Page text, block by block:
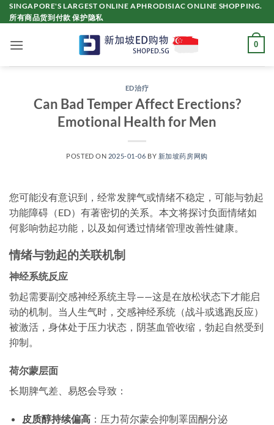
Skip
to
SINGAPORE'S LARGEST ONLINE APHRODISIAC ONLINE SHOPPING.
所有商品货到付款 保护隐私
0
ED治疗
Can Bad Temper Affect Erections?
Emotional Health for Men
POSTED ON 2025-01-06 BY 新加坡药房网购
您可能没有意识到，经常发脾气或情绪不稳定，可能与勃起
功能障碍（ED）有著密切的关系。本文将探讨负面情绪如
何影响勃起功能，以及如何透过情绪管理改善性健康。
情绪与勃起的关联机制
神经系统反应
勃起需要副交感神经系统主导——这是在放松状态下才能启
动的机制。当人生气时，交感神经系统（战斗或逃跑反应）
被激活，身体处于压力状态，阴茎血管收缩，勃起自然受到
抑制。
荷尔蒙层面
长期脾气差、易怒会导致：
皮质醇持续偏高：压力荷尔蒙会抑制睪固酮分泌